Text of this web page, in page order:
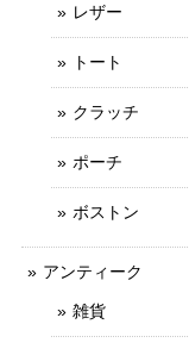
レザー
トート
クラッチ
ポーチ
ボストン
アンティーク
雑貨